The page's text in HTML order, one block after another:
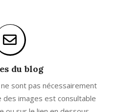
du blog
sont pas nécessairement
des images est consultable